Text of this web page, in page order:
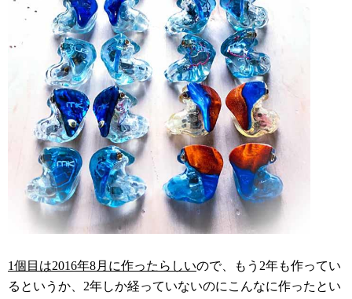
1個目は2016年8月に作ったらしいので、もう2年も作ってい
るというか、2年しか経っていないのにこんなに作ったとい